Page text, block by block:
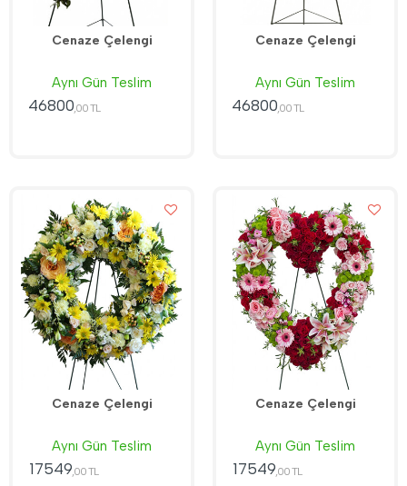
Cenaze Çelengi
Aynı Gün Teslim
46800,00 TL
Cenaze Çelengi
Aynı Gün Teslim
46800,00 TL
Cenaze Çelengi
Aynı Gün Teslim
17549 ,00 TL
Cenaze Çelengi
Aynı Gün Teslim
17549 ,00 TL